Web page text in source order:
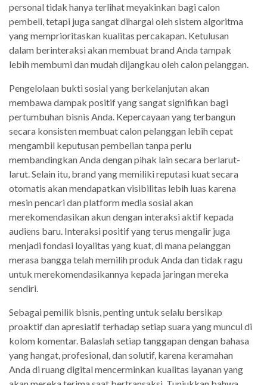
personal tidak hanya terlihat meyakinkan bagi calon
pembeli, tetapi juga sangat dihargai oleh sistem algoritma
yang memprioritaskan kualitas percakapan. Ketulusan
dalam berinteraksi akan membuat brand Anda tampak
lebih membumi dan mudah dijangkau oleh calon pelanggan.
Pengelolaan bukti sosial yang berkelanjutan akan
membawa dampak positif yang sangat signifikan bagi
pertumbuhan bisnis Anda. Kepercayaan yang terbangun
secara konsisten membuat calon pelanggan lebih cepat
mengambil keputusan pembelian tanpa perlu
membandingkan Anda dengan pihak lain secara berlarut-
larut. Selain itu, brand yang memiliki reputasi kuat secara
otomatis akan mendapatkan visibilitas lebih luas karena
mesin pencari dan platform media sosial akan
merekomendasikan akun dengan interaksi aktif kepada
audiens baru. Interaksi positif yang terus mengalir juga
menjadi fondasi loyalitas yang kuat, di mana pelanggan
merasa bangga telah memilih produk Anda dan tidak ragu
untuk merekomendasikannya kepada jaringan mereka
sendiri.
Sebagai pemilik bisnis, penting untuk selalu bersikap
proaktif dan apresiatif terhadap setiap suara yang muncul di
kolom komentar. Balaslah setiap tanggapan dengan bahasa
yang hangat, profesional, dan solutif, karena keramahan
Anda di ruang digital mencerminkan kualitas layanan yang